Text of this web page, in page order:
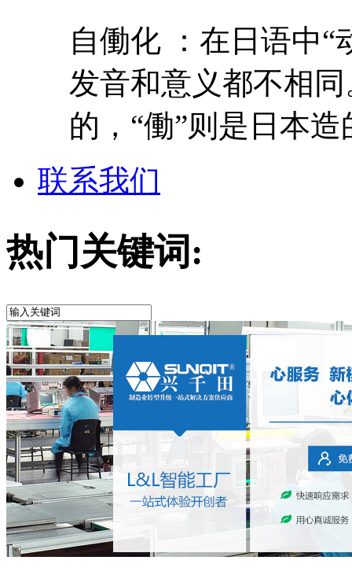
自働化 ：在日语中“
发音和意义都不相
的，“働”则是日本
联系我们
热门关键词: